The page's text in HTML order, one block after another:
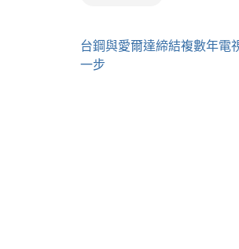
文
章
台鋼與愛爾達締結複數年電
一步